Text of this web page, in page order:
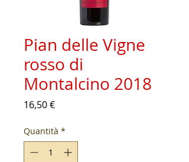
Pian delle Vigne
rosso di
Montalcino 2018
16,50 €Prezzo
Quantità *